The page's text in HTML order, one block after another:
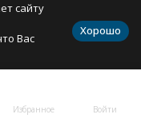
Избранное Войти
сайта
сайту
Вас
Хорошо